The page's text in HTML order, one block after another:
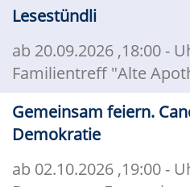
Lesestündli
ab 20.09.2026 ,18:00 -
Familientreff "Alte
Gemeinsam feiern.
Demokratie
ab 02.10.2026 ,19:00 -